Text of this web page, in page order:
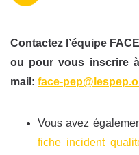
Contactez l’équipe
ou pour vous inscrire
mail: face-
Vous avez
fiche incident